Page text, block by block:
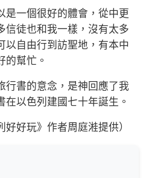
一個很好的體會，從中更
信徒也和我一樣，沒有太多
以自由行到訪聖地，有本中
的幫忙。
書的意念，是神回應了我
以色列建國七十年誕生。
好玩》作者周庭溎提供）